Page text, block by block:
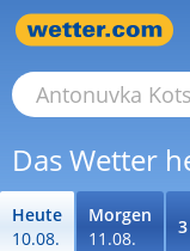
Das Wetter
Heute
10.08.
Morgen
11.08.